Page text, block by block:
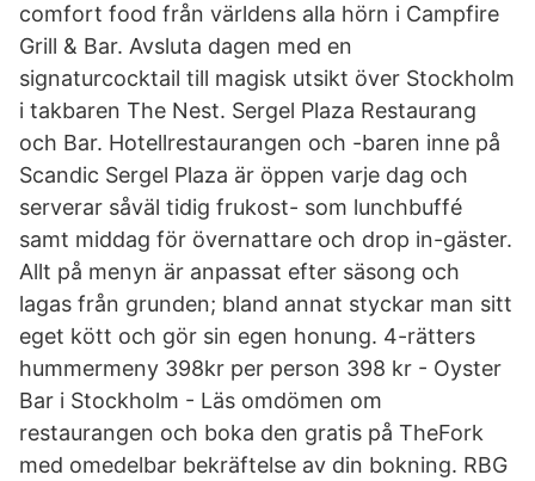
comfort food från världens alla hörn i Campfire
Grill & Bar. Avsluta dagen med en
signaturcocktail till magisk utsikt över Stockholm
i takbaren The Nest. Sergel Plaza Restaurang
och Bar. Hotellrestaurangen och -baren inne på
Scandic Sergel Plaza är öppen varje dag och
serverar såväl tidig frukost- som lunchbuffé
samt middag för övernattare och drop in-gäster.
Allt på menyn är anpassat efter säsong och
lagas från grunden; bland annat styckar man sitt
eget kött och gör sin egen honung. 4-rätters
hummermeny 398kr per person 398 kr - Oyster
Bar i Stockholm - Läs omdömen om
restaurangen och boka den gratis på TheFork
med omedelbar bekräftelse av din bokning. RBG